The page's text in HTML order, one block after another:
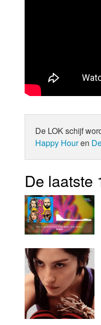
De LOK schijf
Happy Houren
De laatste